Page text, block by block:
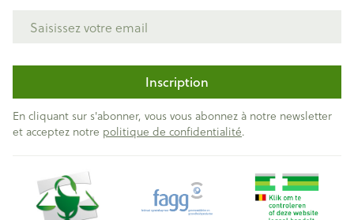
Inscription
En cliquant sur s'abonner, vous vous abonnez à notre newsletter
et acceptez notre politique de confidentialité.